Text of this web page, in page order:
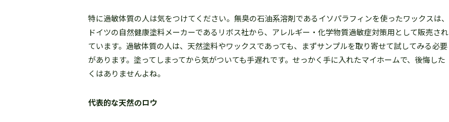
特に過敏体質の人は気をつけてください。無臭の石油系溶剤であるイソパラフィンを使ったワックスは、
ドイツの自然健康塗料メーカーであるリボス社から、アレルギー・化学物質過敏症対策用として販売され
ています。過敏体質の人は、天然塗料やワックスであっても、まずサンプルを取り寄せて試してみる必要
があります。塗ってしまってから気がついても手遅れです。せっかく手に入れたマイホームで、後悔した
くはありませんよね。
代表的な天然のロウ